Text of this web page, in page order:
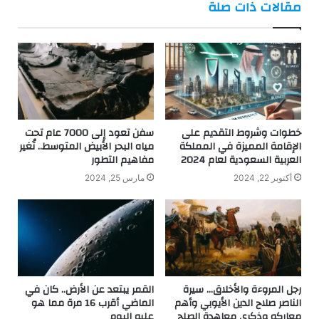
مقالات ذات صلة
خطوات وشروط التقديم على
الإقامة المميزة في المملكة
العربية السعودية لعام 2024
أكتوبر 22, 2024
سفن تعود إلى 7000 عام تحت
مياه البحر الأبيض المتوسط.. تُغير
مفاهيم التطور
مارس 25, 2024
رجل المروءة والأخلاق… سيرة
الناصر صلاح الدين الأيوبي وأهم
القمر يبتعد عن الأرض.. كان في
الماضي أقرب 16 مرة مما هو